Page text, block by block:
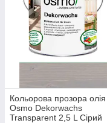
Кольорова прозора олія
Osmo Dekorwachs
Transparent 2,5 L Сірий